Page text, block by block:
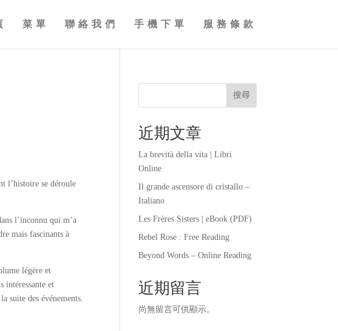
菜單 聯絡我們 手機下單 服務條款
l’histoire se déroule
l’inconnu qui m’a
mais fascinants à
légère et
intéressante et
suite des événements.
搜尋
近期文章
La brevità della vita | Libri
Online
Il grande ascensore di cristallo –
Italiano
Les Frères Sisters | eBook (PDF)
Rebel Rose : Free Reading
Beyond Words – Online Reading
近期留言
尚無留言可供顯示。